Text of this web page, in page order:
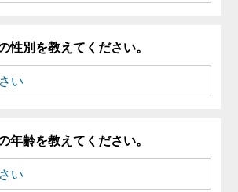
性別を教えてください。
年齢を教えてください。